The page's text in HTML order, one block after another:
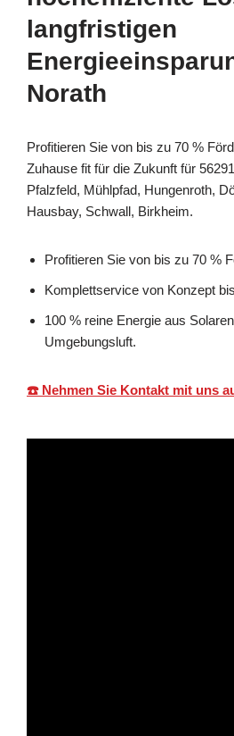
langfristigen
Norath
Profitieren Sie von bis zu 70 %
Zuhause fit für die Zukunft für
Pfalzfeld, Mühlpfad, Hungenroth,
Hausbay, Schwall, Birkheim.
Profitieren Sie von bis zu 70 %
Komplettservice von Konzept
100 % reine Energie aus
Umgebungsluft.
☎️ Nehmen Sie Kontakt mit uns